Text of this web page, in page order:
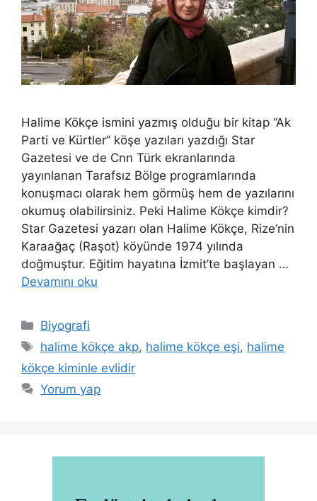
Halime Kökçe ismini yazmış olduğu bir kitap “Ak
Parti ve Kürtler” köşe yazıları yazdığı Star
Gazetesi ve de Cnn Türk ekranlarında
yayınlanan Tarafsız Bölge programlarında
konuşmacı olarak hem görmüş hem de yazılarını
okumuş olabilirsiniz. Peki Halime Kökçe kimdir?
Star Gazetesi yazarı olan Halime Kökçe, Rize’nin
Karaağaç (Raşot) köyünde 1974 yılında
doğmuştur. Eğitim hayatına İzmit’te başlayan …
Devamını oku
Kategoriler
Biyografi
Etiketler
halime kökçe akp, halime kökçe eşi, halime
kökçe kiminle evlidir
Yorum yap